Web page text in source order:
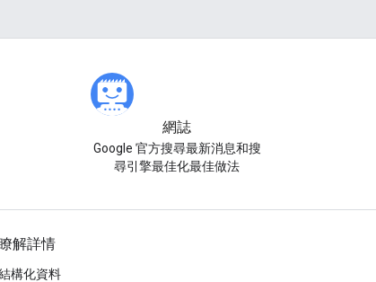
網誌
Google 官方搜尋最新消息和搜
尋引擎最佳化最佳做法
解詳情
構化資料